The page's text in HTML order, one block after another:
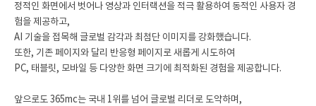
정적인 화면에서 벗어나 영상과 인터랙션을 적극 활용하여 동적인 사용자 경
험을 제공하고,
AI 기술을 접목해 글로벌 감각과 최첨단 이미지를 강화했습니다.
또한, 기존 페이지와 달리 반응형 페이지로 새롭게 시도하여
PC, 태블릿, 모바일 등 다양한 화면 크기에 최적화된 경험을 제공합니다.
앞으로도 365mc는 국내 1위를 넘어 글로벌 리더로 도약하며,